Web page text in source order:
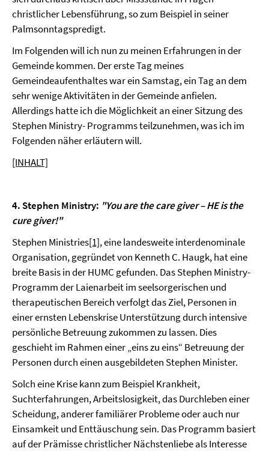
christlicher Lebensführung, so zum Beispiel in seiner
Palmsonntagspredigt.
Im Folgenden will ich nun zu meinen Erfahrungen in der
Gemeinde kommen. Der erste Tag meines
Gemeindeaufenthaltes war ein Samstag, ein Tag an dem
sehr wenige Aktivitäten in der Gemeinde anfielen.
Allerdings hatte ich die Möglichkeit an einer Sitzung des
Stephen Ministry- Programms teilzunehmen, was ich im
Folgenden näher erläutern will.
[INHALT]
4. Stephen Ministry: "You are the care giver – HE is the
cure giver!"
Stephen Ministries[1], eine landesweite interdenominale
Organisation, gegründet von Kenneth C. Haugk, hat eine
breite Basis in der HUMC gefunden. Das Stephen Ministry-
Programm der Laienarbeit im seelsorgerischen und
therapeutischen Bereich verfolgt das Ziel, Personen in
einer ernsten Lebenskrise Unterstützung durch intensive
persönliche Betreuung zukommen zu lassen. Dies
geschieht im Rahmen einer „eins zu eins“ Betreuung der
Personen durch einen ausgebildeten Stephen Minister.
Solch eine Krise kann zum Beispiel Krankheit,
Suchterfahrungen, Arbeitslosigkeit, das Durchleben einer
Scheidung, anderer familiärer Probleme oder auch nur
Einsamkeit und Enttäuschung sein. Das Programm basiert
auf der Prämisse christlicher Nächstenliebe als Interesse